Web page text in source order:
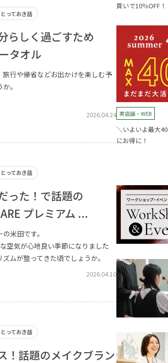
っておき話
2026.04.24
らしく過ごすため
タオル
行や帰省などお出かけを楽しむ予
。
っておき話
2026.04.10
った！で話題の
プレミアム ...
米田です。
空気が心地良い季節になりました
ムが整ってきた頃でしょうか。
っておき話
！話題のメイクブラン
買いで10％OFF！
実店舗・WEB
＼いよいよ最大
にお得に！